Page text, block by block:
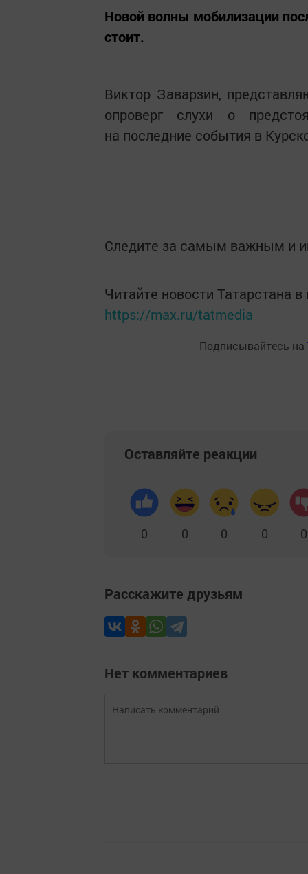
Новой волны мобилизации
стоит.
Виктор Заварзин,
опроверг слухи о
на последние события в
Следите за самым важным и
Читайте новости Татарстана
https://max.ru/tatmedia
Подписывайтесь на
Оставляйте реакции
0 0 0 0 0
Расскажите друзьям
Нет комментариев